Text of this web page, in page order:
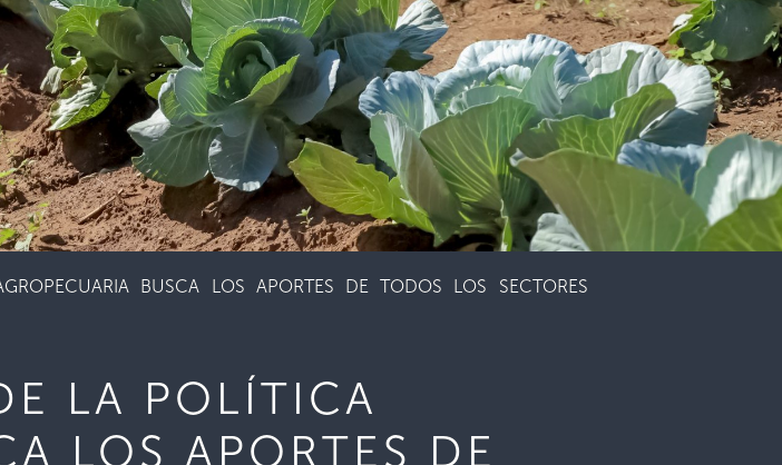
BUSCA LOS APORTES DE TODOS LOS SECTORES
LA POLÍTICA
LOS APORTES DE